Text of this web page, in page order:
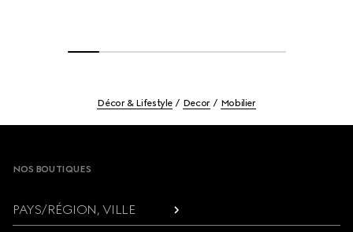
Décor & Lifestyle Decor Mobilier
NOS BOUTIQUES
PAYS/RÉGION, VILLE